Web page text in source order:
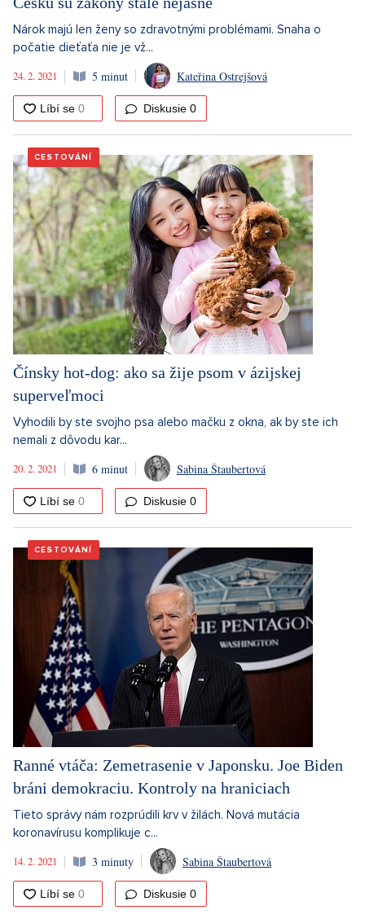
Nárok majú len ženy so zdravotnými problémami. Snaha o
počatie dieťaťa nie je vž...
24. 2. 2021
5 minut Kateřina Ostrejšová
Diskusie 0
CESTOVÁNÍ
Čínsky hot-dog: ako sa žije psom v ázijskej
superveľmoci
Vyhodili by ste svojho psa alebo mačku z okna, ak by ste ich
nemali z dôvodu kar...
20. 2. 2021
6 minut Sabina Štaubertová
Diskusie 0
CESTOVÁNÍ
Ranné vtáča: Zemetrasenie v Japonsku. Joe Biden
bráni demokraciu. Kontroly na hraniciach
Tieto správy nám rozprúdili krv v žilách. Nová mutácia
koronavírusu komplikuje c...
14. 2. 2021
3 minuty Sabina Štaubertová
Diskusie 0